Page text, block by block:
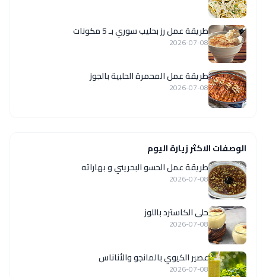
طريقة عمل رز بحليب سوري بـ 5 مكونات
2026-07-08
طريقة عمل المحمرة الحلبية بالجوز
2026-07-08
الوصفات الاكثر زيارة اليوم
طريقة عمل الحسو البحريني و بهاراته
2026-07-08
حلى الكاسترد باللوز
2026-07-08
عصير الكيوي بالمانجو والأناناس
2026-07-08